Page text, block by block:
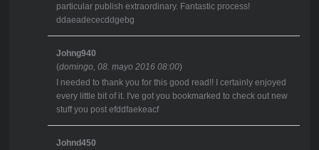
particular publish extraordinary. Fantastic process!
ddaeadececddgebg
Johng940
(domingo, 08. mayo 2016 08:00)
I needed to thank you for this good read!! I certainly enjoyed
every little bit of it. I've got you bookmarked to check out new
stuff you post efddfaekeacf
Johnd450